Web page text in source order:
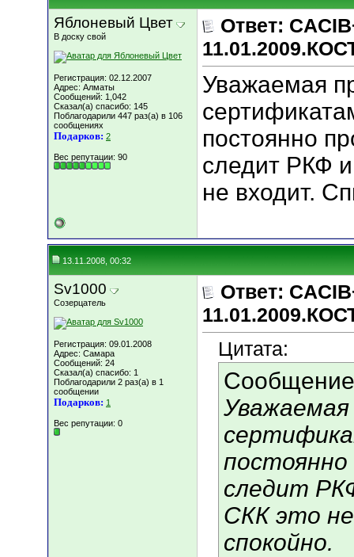
Яблоневый Цвет
В доску свой
Регистрация: 02.12.2007
Адрес: Алматы
Сообщений: 1,042
Сказал(а) спасибо: 145
Поблагодарили 447 раз(а) в 106
сообщениях
Подарков: 2
Вес репутации: 90
Ответ:
Уважаемая
постоянно
следит РКФ
не входит.
13.11.2008, 00:32
Sv1000
Созерцатель
Регистрация: 09.01.2008
Адрес: Самара
Сообщений: 24
Сказал(а) спасибо: 1
Поблагодарили 2 раз(а) в 1
сообщении
Подарков: 1
Вес репутации: 0
Ответ:
Цитата:
следит
СКК это
спокойно.